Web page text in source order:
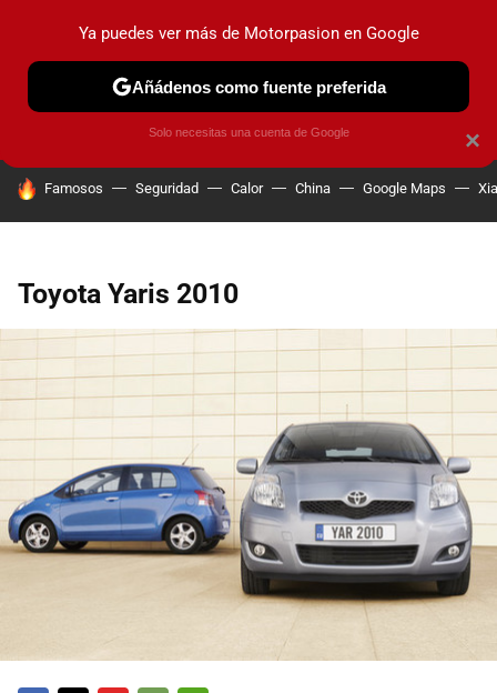
PRUEBAS COCHES ELÉCTRICOS OBSERVATORIO
HOY SE HABLA DE
Famosos Seguridad Calor China Google Maps
Toyota Yaris 2010
×
Ya puedes ver más de Motorpasion en Google
Añádenos como fuente preferida
Solo necesitas una cuenta de Google